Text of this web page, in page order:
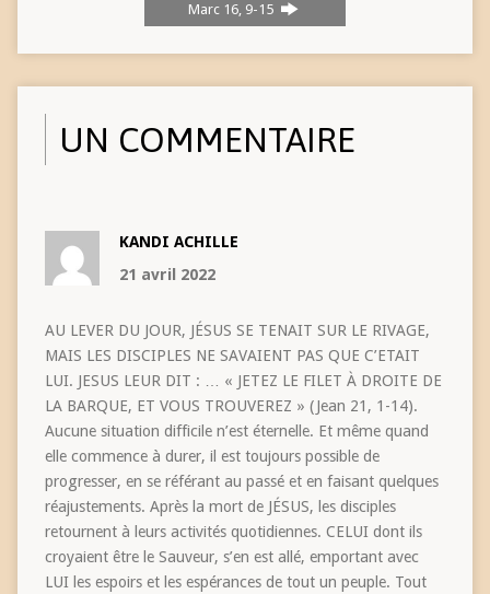
Marc 16, 9-15
UN COMMENTAIRE
KANDI ACHILLE
21 avril 2022
AU LEVER DU JOUR, JÉSUS SE TENAIT SUR LE RIVAGE,
MAIS LES DISCIPLES NE SAVAIENT PAS QUE C’ETAIT
LUI. JESUS LEUR DIT : … « JETEZ LE FILET À DROITE DE
LA BARQUE, ET VOUS TROUVEREZ » (Jean 21, 1-14).
Aucune situation difficile n’est éternelle. Et même quand
elle commence à durer, il est toujours possible de
progresser, en se référant au passé et en faisant quelques
réajustements. Après la mort de JÉSUS, les disciples
retournent à leurs activités quotidiennes. CELUI dont ils
croyaient être le Sauveur, s’en est allé, emportant avec
LUI les espoirs et les espérances de tout un peuple. Tout